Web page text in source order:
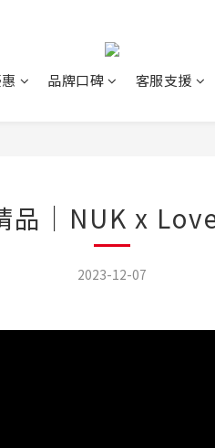
品牌口碑 客服支援
品｜NUK x
2023-12-07